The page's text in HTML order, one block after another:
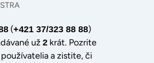
(+421 37/323 88 88)
už 2 krát. Pozrite
a zistite, či